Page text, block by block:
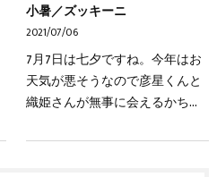
小暑／ズッキーニ
2021/07/06
7月7日は七夕ですね。今年はお
天気が悪そうなので彦星くんと
織姫さんが無事に会えるかちょ
二十四節気の小暑です。これか